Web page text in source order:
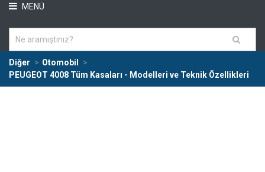
MENÜ
Diğer
Otomobil
PEUGEOT 4008 Tüm Kasaları - Modelleri ve Teknik Özellikleri